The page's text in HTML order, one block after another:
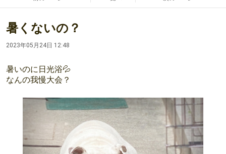
暑くないの？
2023年05月24日 12:48
暑いのに日光浴💦
なんの我慢大会？